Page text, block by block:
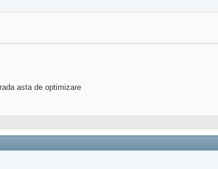
asta de optimizare